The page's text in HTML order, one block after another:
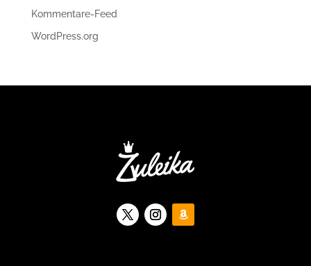
Kommentare-Feed
WordPress.org